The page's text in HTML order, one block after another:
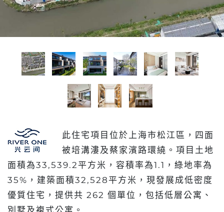
此住宅項目位於上海市松江區，四面
被培溝漊及蔡家濱路環繞。項目土地
面積為33,539.2平方米，容積率為1.1，綠地率為
35%，建築面積32,528平方米，現發展成低密度
優質住宅，提供共 262 個單位，包括低層公寓、